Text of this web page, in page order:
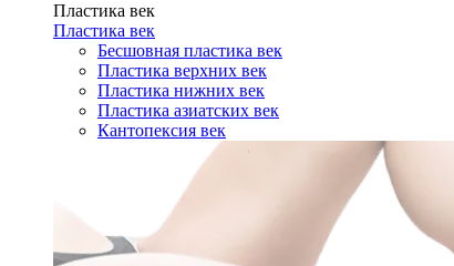
Пластика век
Пластика век
Бесшовная пластика век
Пластика верхних век
Пластика нижних век
Пластика азиатских век
Кантопексия век